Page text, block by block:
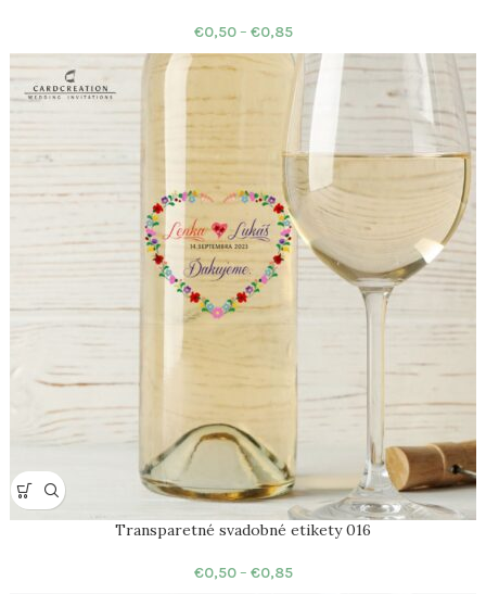
€0,50 – €0,85
Transparetné svadobné etikety 016
€0,50 – €0,85